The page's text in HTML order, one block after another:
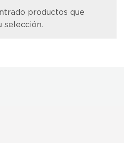
productos que
selección.